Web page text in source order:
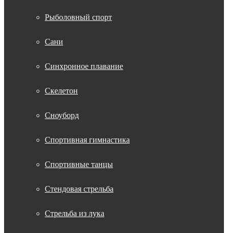
Рыболовный спорт
Сани
Синхронное плавание
Скелетон
Сноуборд
Спортивная гимнастика
Спортивные танцы
Стендовая стрельба
Стрельба из лука